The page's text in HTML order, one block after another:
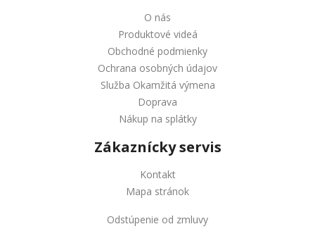
O nás
Produktové videá
Obchodné podmienky
Ochrana osobných údajov
Služba Okamžitá výmena
Doprava
Nákup na splátky
Zákaznícky servis
Kontakt
Mapa stránok
Odstúpenie od zmluvy